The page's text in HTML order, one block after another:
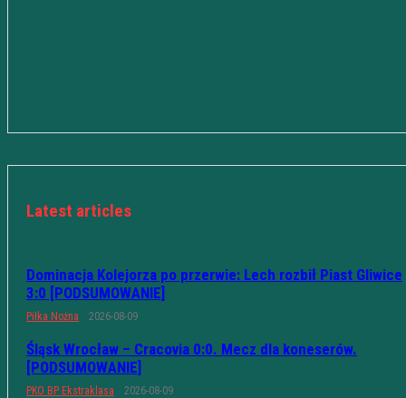
Latest articles
Dominacja Kolejorza po przerwie: Lech rozbił Piast Gliwice
3:0 [PODSUMOWANIE]
Piłka Nożna 2026-08-09
Śląsk Wrocław – Cracovia 0:0. Mecz dla koneserów.
[PODSUMOWANIE]
PKO BP Ekstraklasa 2026-08-09